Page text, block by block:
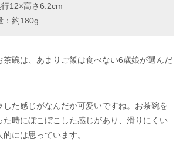
12×高さ6.2cm
約180g
茶碗は、あまりご飯は食べない6歳娘が選んだ
した感じがなんだか可愛いですね。お茶碗を
た時にぼこぼこした感じがあり、滑りにくい
には思っています。